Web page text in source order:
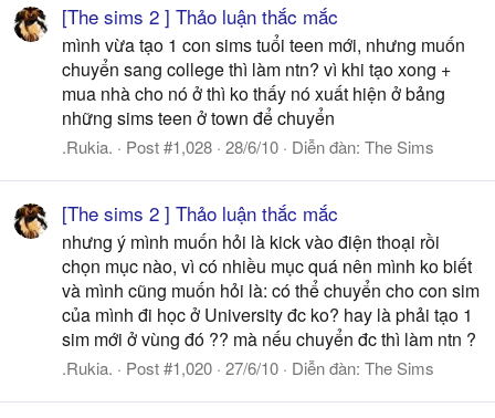
[The sims 2 ] Thảo luận thắc mắc
mình vừa tạo 1 con sims tuổi teen mới, nhưng muốn
chuyển sang college thì làm ntn? vì khi tạo xong +
mua nhà cho nó ở thì ko thấy nó xuất hiện ở bảng
những sims teen ở town để chuyển
.Rukia. Post #1,028 28/6/10 Diễn đàn: The Sims
[The sims 2 ] Thảo luận thắc mắc
nhưng ý mình muốn hỏi là kick vào điện thoại rồi
chọn mục nào, vì có nhiều mục quá nên mình ko biết
và mình cũng muốn hỏi là: có thể chuyển cho con sim
của mình đi học ở University đc ko? hay là phải tạo 1
sim mới ở vùng đó ?? mà nếu chuyển đc thì làm ntn ?
.Rukia. Post #1,020 27/6/10 Diễn đàn: The Sims